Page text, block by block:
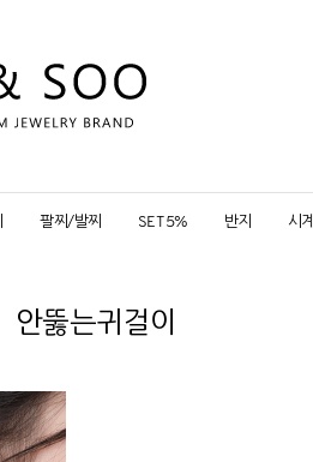
팔찌/발찌 SET 5% 반지 시계
안뚫는귀걸이